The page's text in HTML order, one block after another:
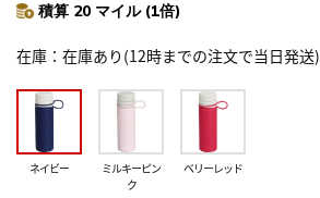
積算 20 マイル (1倍)
在庫 在庫あり(12時までの注文で当日発送)
ネイビー
ミルキーピン
ク
ベリーレッド